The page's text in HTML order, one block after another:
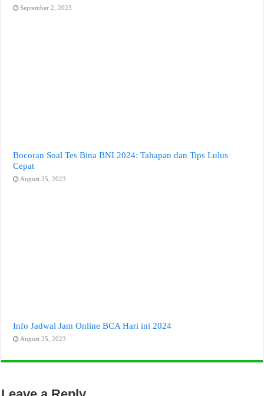
September 2, 2023
Bocoran Soal Tes Bina BNI 2024: Tahapan dan Tips Lulus
Cepat
August 25, 2023
Info Jadwal Jam Online BCA Hari ini 2024
August 25, 2023